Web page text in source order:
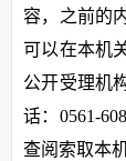
容，之前的
可以在本机
公开受理机
话：0561-
查阅索取本